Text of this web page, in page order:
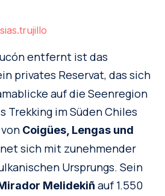
entfernt ist das
privates Reservat, das sich
auf die Seenregion
Trekking im Süden Chiles
Coigües, Lengas und
sich mit zunehmender
Ursprungs. Sein
Melidekiñ auf 1.550